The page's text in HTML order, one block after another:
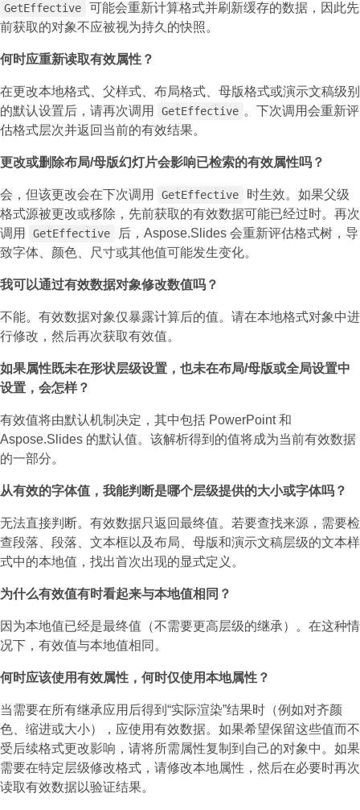
GetEffective
可能会重新计算格式并刷新缓存的数据，因此先
前获取的对象不应被视为持久的快照。
何时应重新读取有效属性？
在更改本地格式、父样式、布局格式、母版格式或演示文稿级别
的默认设置后，请再次调用
GetEffective 。下次调用会重新评
估格式层次并返回当前的有效结果。
更改或删除布局/母版幻灯片会影响已检索的有效属性吗？
会，但该更改会在下次调用 GetEffective
时生效。如果父级
格式源被更改或移除，先前获取的有效数据可能已经过时。再次
调用
GetEffective
后，Aspose.Slides 会重新评估格式树，导
致字体、颜色、尺寸或其他值可能发生变化。
我可以通过有效数据对象修改数值吗？
不能。有效数据对象仅暴露计算后的值。请在本地格式对象中进
行修改，然后再次获取有效值。
如果属性既未在形状层级设置，也未在布局/母版或全局设置中
设置，会怎样？
有效值将由默认机制决定，其中包括 PowerPoint 和
Aspose.Slides 的默认值。该解析得到的值将成为当前有效数据
的一部分。
从有效的字体值，我能判断是哪个层级提供的大小或字体吗？
无法直接判断。有效数据只返回最终值。若要查找来源，需要检
查段落、段落、文本框以及布局、母版和演示文稿层级的文本样
式中的本地值，找出首次出现的显式定义。
为什么有效值有时看起来与本地值相同？
因为本地值已经是最终值（不需要更高层级的继承）。在这种情
况下，有效值与本地值相同。
何时应该使用有效属性，何时仅使用本地属性？
当需要在所有继承应用后得到“实际渲染”结果时（例如对齐颜
色、缩进或大小），应使用有效数据。如果希望保留这些值而不
受后续格式更改影响，请将所需属性复制到自己的对象中。如果
需要在特定层级修改格式，请修改本地属性，然后在必要时再次
读取有效数据以验证结果。